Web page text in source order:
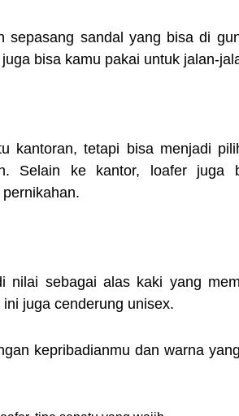
sepasang sandal yang bisa di
bisa kamu pakai untuk jalan-
kantoran, tetapi bisa menjadi
Selain ke kantor, loafer juga
nilai sebagai alas kaki yang
juga cenderung unisex.
kepribadianmu dan warna